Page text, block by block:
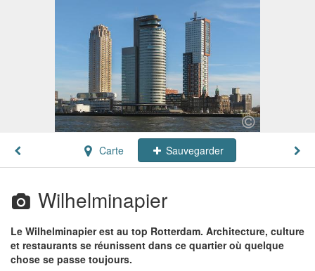
Carte Sauvegarder
Wilhelminapier
Le Wilhelminapier est au top Rotterdam. Architecture, culture
et restaurants se réunissent dans ce quartier où quelque
chose se passe toujours.